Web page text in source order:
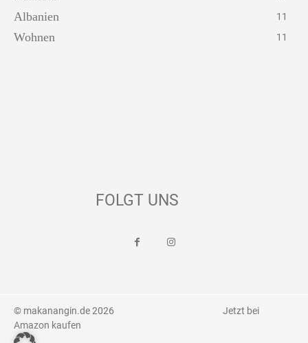
Albanien 11
Wohnen 11
FOLGT UNS
© makanangin.de 2026
Jetzt bei
Amazon kaufen